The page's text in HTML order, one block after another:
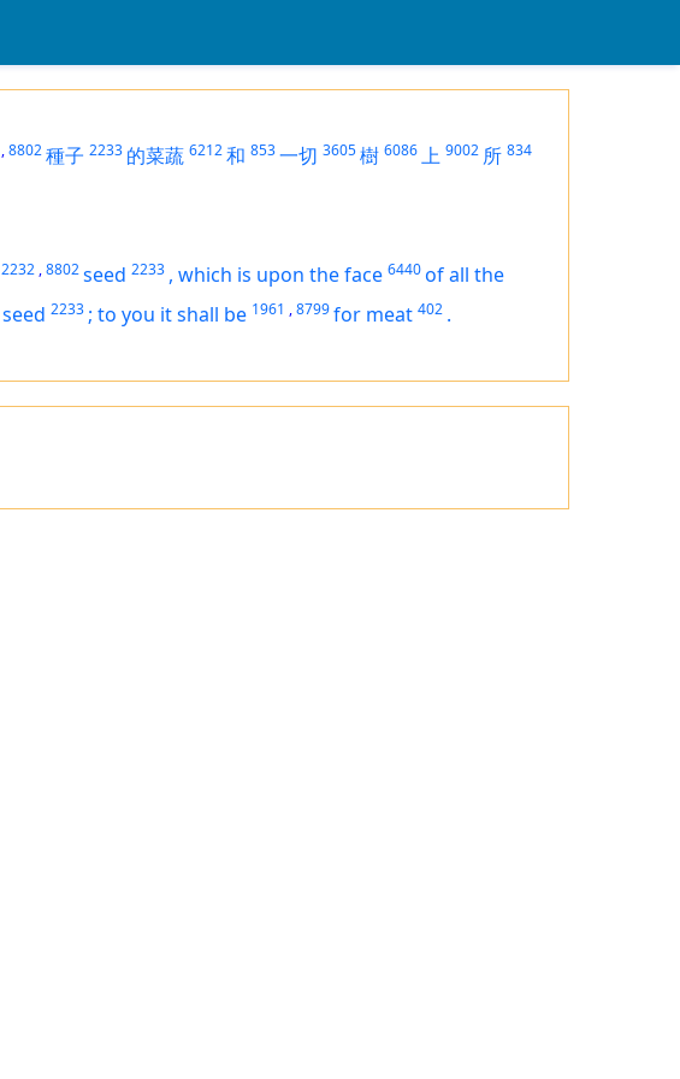
,8802種子 2233 的菜蔬 6212和 853一切 3605樹 6086上 9002 所 834
2232 ,8802seed 2233 , which is upon the face 6440of all the
seed 2233 ; to you it shall be 1961 ,8799for meat 402 .